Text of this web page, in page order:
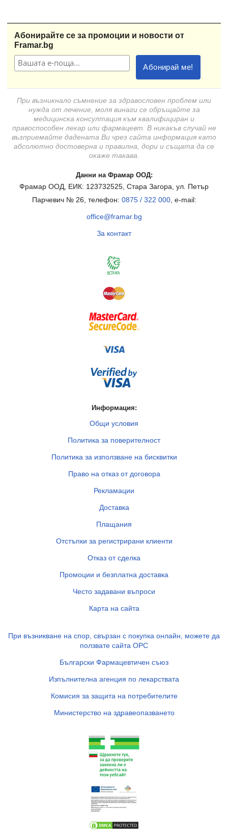
Абонирайте се за промоции и новости от
Framar.bg
При възникнало съмнение за здравословен проблем или
нужда от лечение, моля винаги се обръщайте за
медицинска консултация към квалифициран и
правоспособен лекар или фармацевт. В никакъв случай не
възприемайте дадената Ви чрез сайта информация като
абсолютно достоверна и правилна, дори и същата да се
окаже такава.
Данни на Фрамар ООД:
Фрамар ООД, ЕИК: 123732525, Стара Загора, ул. Петър
Парчевич № 26, телефон: 0875 / 322 000, e-mail:
office@framar.bg
За контакт
Информация:
Общи условия
Политика за поверителност
Политика за използване на бисквитки
Право на отказ от договора
Рекламации
Доставка
Плащания
Отстъпки за регистрирани клиенти
Отказ от сделка
Промоции и безплатна доставка
Често задавани въпроси
Карта на сайта
При възникване на спор, свързан с покупка онлайн, можете да
ползвате сайта ОРС
Български Фармацевтичен съюз
Изпълнителна агенция по лекарствата
Комисия за защита на потребителите
Министерство на здравеопазването